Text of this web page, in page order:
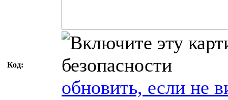
Код:
обновить, если не